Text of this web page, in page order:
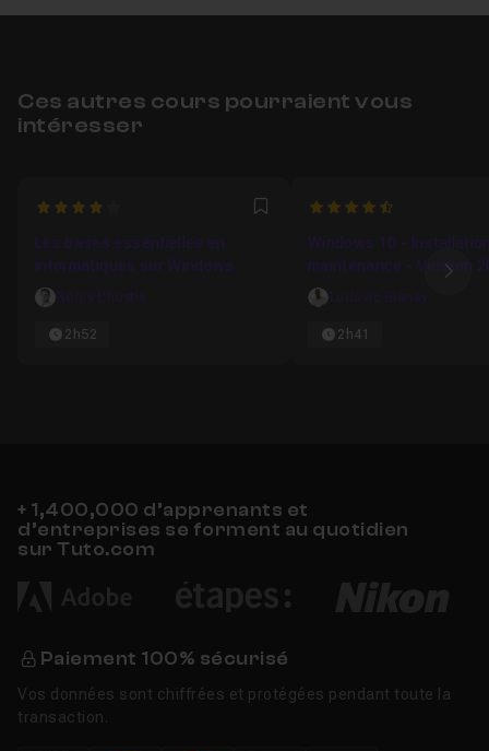
Ces autres cours pourraient vous
intéresser
4 Favori
Les bases essentielles en
informatiques sur Windows
Régis L'hostis
2h52
4.6666666666667
Windows 10 -
maintenance - Version
Ludovic Bianay
2h41
+ 1,400,000 d’apprenants et
d’entreprises se forment au quotidien
sur Tuto.com
Paiement 100% sécurisé
Vos données sont chiffrées et protégées pendant toute la
transaction.